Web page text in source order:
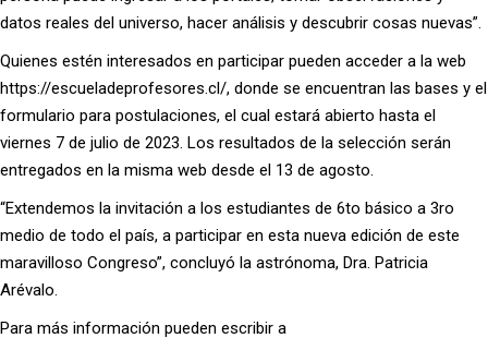
datos reales del universo, hacer análisis y descubrir cosas nuevas”.
Quienes estén interesados en participar pueden acceder a la web
https://escueladeprofesores.cl/, donde se encuentran las bases y el
formulario para postulaciones, el cual estará abierto hasta el
viernes 7 de julio de 2023. Los resultados de la selección serán
entregados en la misma web desde el 13 de agosto.
“Extendemos la invitación a los estudiantes de 6to básico a 3ro
medio de todo el país, a participar en esta nueva edición de este
maravilloso Congreso”, concluyó la astrónoma, Dra. Patricia
Arévalo.
Para más información pueden escribir a